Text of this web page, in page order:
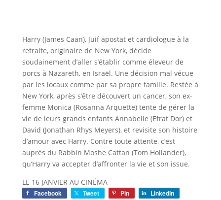
Harry (James Caan), Juif apostat et cardiologue à la
retraite, originaire de New York, décide
soudainement d’aller s’établir comme éleveur de
porcs à Nazareth, en Israël. Une décision mal vécue
par les locaux comme par sa propre famille. Restée à
New York, après s’être découvert un cancer, son ex-
femme Monica (Rosanna Arquette) tente de gérer la
vie de leurs grands enfants Annabelle (Efrat Dor) et
David (Jonathan Rhys Meyers), et revisite son histoire
d’amour avec Harry. Contre toute attente, c’est
auprès du Rabbin Moshe Cattan (Tom Hollander),
qu’Harry va accepter d’affronter la vie et son issue.
LE 16 JANVIER AU CINÉMA
Facebook Tweet Pin LinkedIn